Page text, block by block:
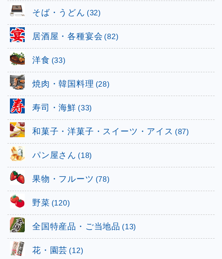
そば・うどん (32)
居酒屋・各種宴会 (82)
洋食 (33)
焼肉・韓国料理 (28)
寿司・海鮮 (33)
和菓子・洋菓子・スイーツ・アイス (87)
パン屋さん (18)
果物・フルーツ (78)
野菜 (120)
全国特産品・ご当地品 (13)
花・園芸 (12)